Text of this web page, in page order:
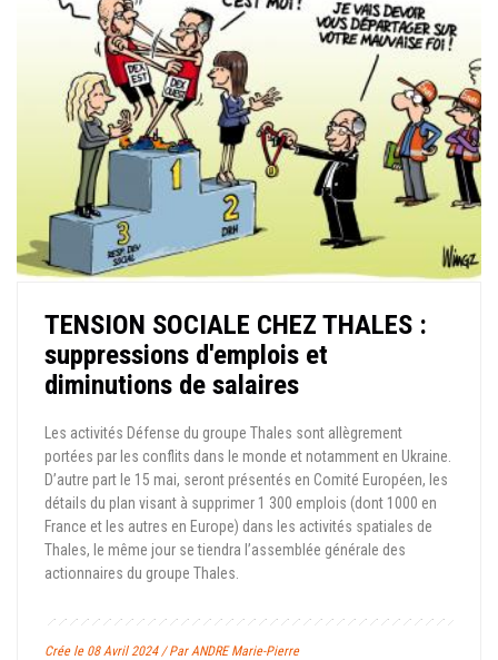
TENSION SOCIALE CHEZ THALES :
suppressions d'emplois et
diminutions de salaires
Les activités Défense du groupe Thales sont allègrement
portées par les conflits dans le monde et notamment en Ukraine.
D’autre part le 15 mai, seront présentés en Comité Européen, les
détails du plan visant à supprimer 1 300 emplois (dont 1000 en
France et les autres en Europe) dans les activités spatiales de
Thales, le même jour se tiendra l’assemblée générale des
actionnaires du groupe Thales.
Crée le 08 Avril 2024 / Par ANDRE Marie-Pierre